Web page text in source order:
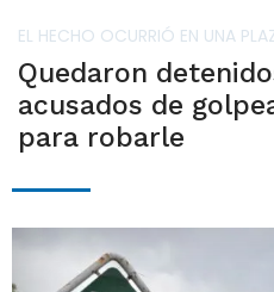
EL HECHO OCURRIÓ EN UNA
Quedaron
acusados de
para robarle